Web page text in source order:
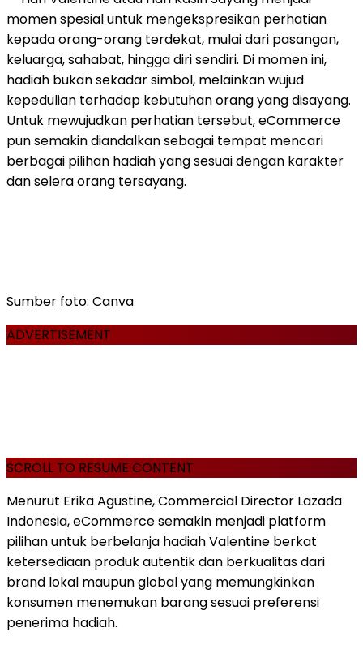
momen spesial untuk mengekspresikan perhatian
kepada orang-orang terdekat, mulai dari pasangan,
keluarga, sahabat, hingga diri sendiri. Di momen ini,
hadiah bukan sekadar simbol, melainkan wujud
kepedulian terhadap kebutuhan orang yang disayang.
Untuk mewujudkan perhatian tersebut, eCommerce
pun semakin diandalkan sebagai tempat mencari
berbagai pilihan hadiah yang sesuai dengan karakter
dan selera orang tersayang.
Sumber foto: Canva
ADVERTISEMENT
SCROLL TO RESUME CONTENT
Menurut Erika Agustine, Commercial Director Lazada
Indonesia, eCommerce semakin menjadi platform
pilihan untuk berbelanja hadiah Valentine berkat
ketersediaan produk autentik dan berkualitas dari
brand lokal maupun global yang memungkinkan
konsumen menemukan barang sesuai preferensi
penerima hadiah.